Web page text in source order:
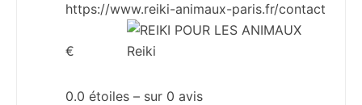
https://www.reiki-animaux-paris.fr/contact
€
0.0 étoiles – sur 0 avis